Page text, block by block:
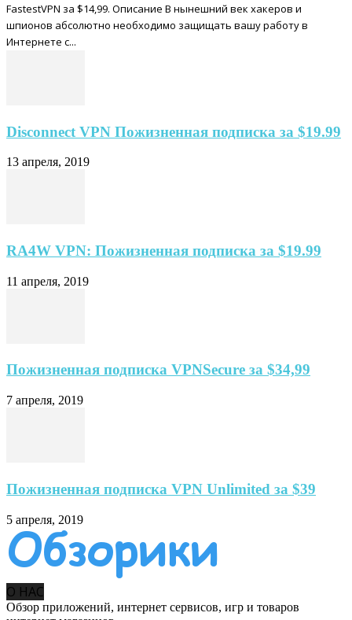
FastestVPN за $14,99. Описание В нынешний век хакеров и
шпионов абсолютно необходимо защищать вашу работу в
Интернете с...
Disconnect VPN Пожизненная подписка за $19.99
13 апреля, 2019
RA4W VPN: Пожизненная подписка за $19.99
11 апреля, 2019
Пожизненная подписка VPNSecure за $34,99
7 апреля, 2019
Пожизненная подписка VPN Unlimited за $39
5 апреля, 2019
О НАС
Обзор приложений, интернет сервисов, игр и товаров